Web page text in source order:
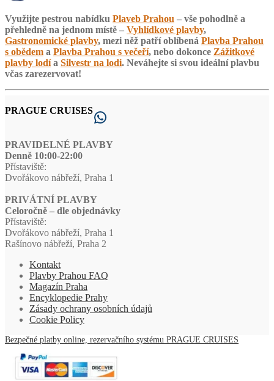
Využijte pestrou nabídku Plaveb Prahou – vše pohodlně a
přehledně na jednom místě – Vyhlídkové plavby,
Gastronomické plavby, mezi něž patří oblíbená Plavba Prahou
s obědem a Plavba Prahou s večeří, nebo dokonce Zážitkové
plavby lodía Silvestr na lodi. Neváhejte si svou ideální plavbu
včas zarezervovat!
PRAGUE CRUISESWhatsApp
PRAVIDELNÉ PLAVBY
Denně 10:00-22:00
Přístaviště:
Dvořákovo nábřeží, Praha 1
PRIVÁTNÍ PLAVBY
Celoročně – dle objednávky
Přístaviště:
Dvořákovo nábřeží, Praha 1
Rašínovo nábřeží, Praha 2
Kontakt
Plavby Prahou FAQ
Magazín Praha
Encyklopedie Prahy
Zásady ochrany osobních údajů
Cookie Policy
Bezpečné platby online, rezervačního systému PRAGUE CRUISES